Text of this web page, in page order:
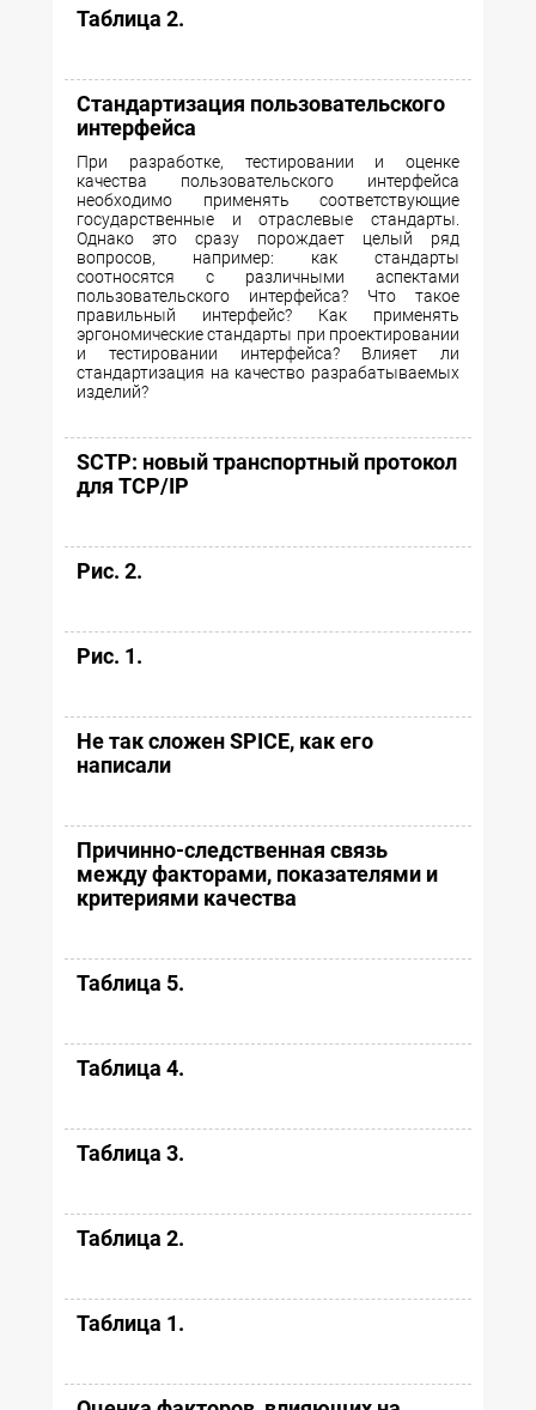
Таблица 2.
Стандартизация пользовательского
интерфейса
При разработке, тестировании и оценке
качества пользовательского интерфейса
необходимо применять соответствующие
государственные и отраслевые стандарты.
Однако это сразу порождает целый ряд
вопросов, например: как стандарты
соотносятся с различными аспектами
пользовательского интерфейса? Что такое
правильный интерфейс? Как применять
эргономические стандарты при проектировании
и тестировании интерфейса? Влияет ли
стандартизация на качество разрабатываемых
изделий?
SCTP: новый транспортный протокол
для TCP/IP
Рис. 2.
Рис. 1.
Не так сложен SPICE, как его
написали
Причинно-следственная связь
между факторами, показателями и
критериями качества
Таблица 5.
Таблица 4.
Таблица 3.
Таблица 2.
Таблица 1.